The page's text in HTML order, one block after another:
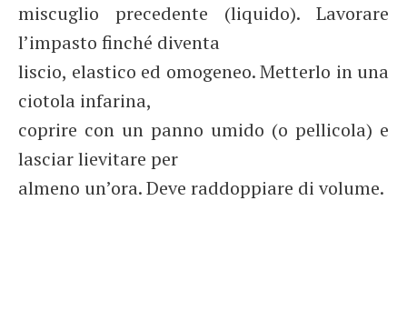
miscuglio precedente (liquido). Lavorare
l’impasto finché diventa
liscio, elastico ed omogeneo. Metterlo in una
ciotola infarina,
coprire con un panno umido (o pellicola) e
lasciar lievitare per
almeno un’ora. Deve raddoppiare di volume.